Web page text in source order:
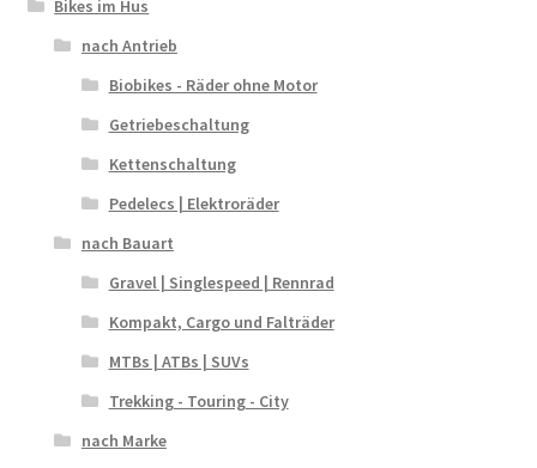
Bikes im Hus
nach Antrieb
Biobikes - Räder ohne Motor
Getriebeschaltung
Kettenschaltung
Pedelecs | Elektroräder
nach Bauart
Gravel | Singlespeed | Rennrad
Kompakt, Cargo und Falträder
MTBs | ATBs | SUVs
Trekking - Touring - City
nach Marke